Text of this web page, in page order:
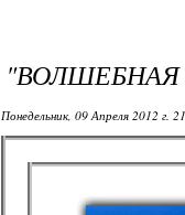
"ВОЛШЕБНАЯ
Понедельник, 09 Апреля 2012 г.